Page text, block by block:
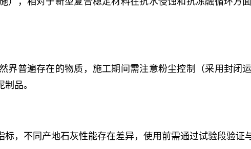
界普遍存在的物质，施工期间需注意粉尘控制（采用封闭
品。
，不同产地石灰性能存在差异，使用前需通过试验段验证